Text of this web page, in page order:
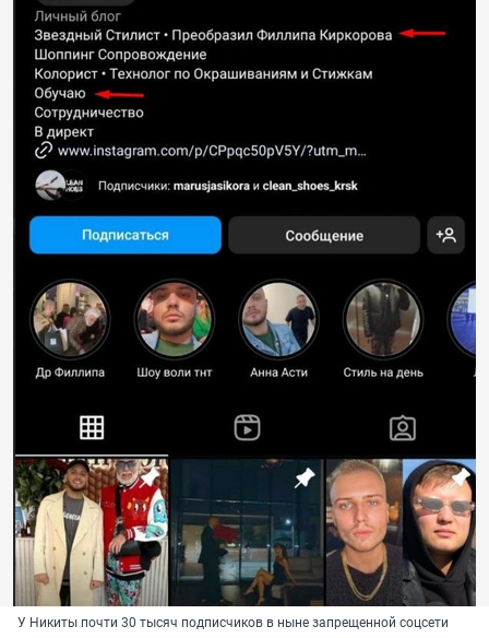
У Никиты почти 30 тысяч подписчиков в ныне запрещенной соцсети